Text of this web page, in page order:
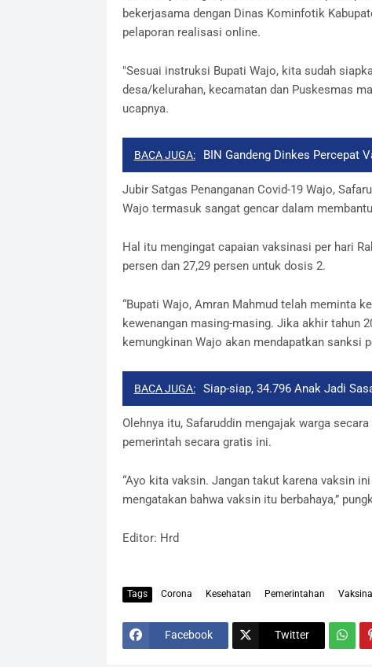
bekerjasama dengan Dinas Kominfotik
pelaporan realisasi online.
"Sesuai instruksi Bupati Wajo, kita sudah
desa/kelurahan, kecamatan dan Puskesmas
ucapnya.
BACA JUGA: BIN Gandeng Dinkes Percepat
Jubir Satgas Penanganan Covid-19 Wajo,
Wajo termasuk sangat gencar dalam
Hal itu mengingat capaian vaksinasi per hari
persen dan 27,29 persen untuk dosis 2.
“Bupati Wajo, Amran Mahmud telah meminta
kewenangan masing-masing. Jika akhir tahun
kemungkinan Wajo akan mendapatkan sanksi
BACA JUGA: Siap-siap, 34.796 Anak Jadi
Olehnya itu, Safaruddin mengajak warga
pemerintah secara gratis ini.
“Ayo kita vaksin. Jangan takut karena vaksin
mengatakan bahwa vaksin itu berbahaya,”
Editor: Hrd
Tags Corona Kesehatan Pemerintahan
Facebook Twitter